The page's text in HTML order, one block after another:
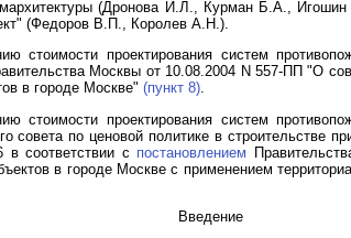
(Дронова И.Л., Курман Б.А.,
(Федоров В.П., Королев А.Н.).
стоимости проектирования систем
Москвы от 10.08.2004 N 557-ПП "О
в городе Москве" (пункт 8).
стоимости проектирования систем
по ценовой политике в строительстве
соответствии с постановлением
в городе Москве с применением
Введение